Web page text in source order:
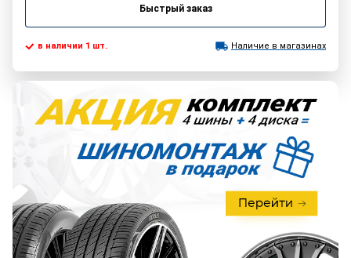
Быстрый заказ
в наличии 1 шт. Наличие в магазинах